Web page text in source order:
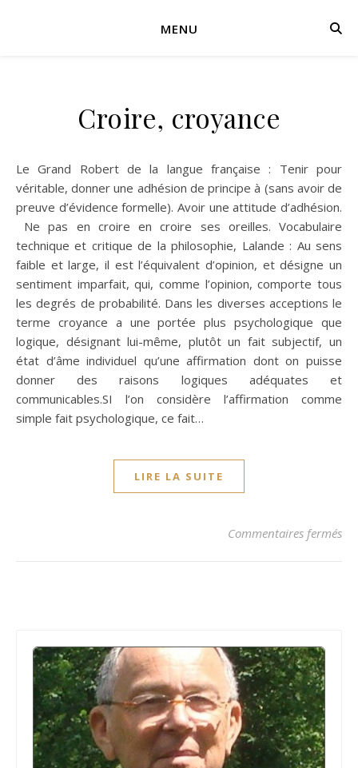
MENU
Croire, croyance
Le Grand Robert de la langue française : Tenir pour
véritable, donner une adhésion de principe à (sans avoir de
preuve d’évidence formelle). Avoir une attitude d’adhésion.
Ne pas en croire en croire ses oreilles. Vocabulaire
technique et critique de la philosophie, Lalande : Au sens
faible et large, il est l’équivalent d’opinion, et désigne un
sentiment imparfait, qui, comme l’opinion, comporte tous
les degrés de probabilité. Dans les diverses acceptions le
terme croyance a une portée plus psychologique que
logique, désignant lui-même, plutôt un fait subjectif, un
état d’âme individuel qu’une affirmation dont on puisse
donner des raisons logiques adéquates et
communicables.SI l’on considère l’affirmation comme
simple fait psychologique, ce fait…
LIRE LA SUITE
Commentaires fermés